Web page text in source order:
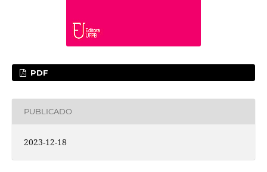
PDF
PUBLICADO
2023-12-18